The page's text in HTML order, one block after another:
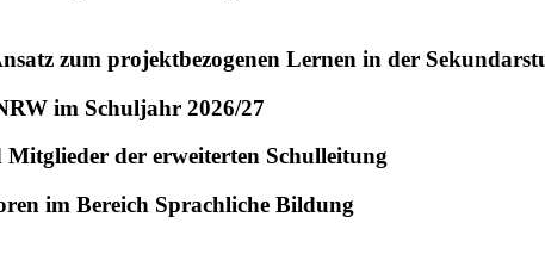
zum projektbezogenen Lernen in der
im Schuljahr 2026/27
der erweiterten Schulleitung
im Bereich Sprachliche Bildung